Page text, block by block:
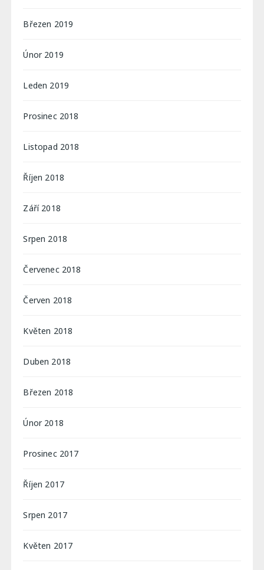
Březen 2019
Únor 2019
Leden 2019
Prosinec 2018
Listopad 2018
Říjen 2018
Září 2018
Srpen 2018
Červenec 2018
Červen 2018
Květen 2018
Duben 2018
Březen 2018
Únor 2018
Prosinec 2017
Říjen 2017
Srpen 2017
Květen 2017